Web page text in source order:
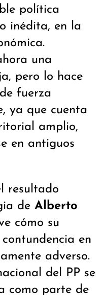
política
inédita, en la
una
pero lo hace
fuerza
ya que cuenta
amplio,
en antiguos
resultado
de Alberto
cómo su
en
adverso.
del PP se
como parte de